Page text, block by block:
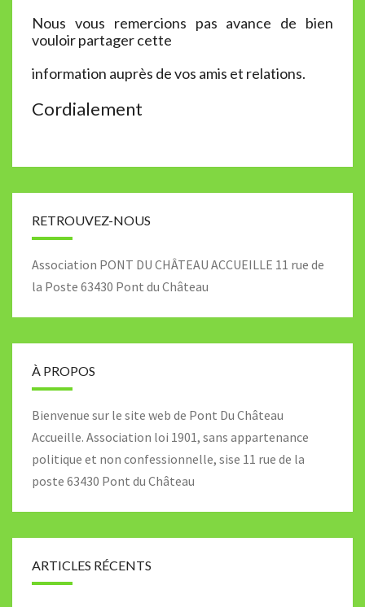
Nous vous remercions pas avance de bien
vouloir partager cette
information auprès de vos amis et relations.
Cordialement
RETROUVEZ-NOUS
Association PONT DU CHÂTEAU ACCUEILLE 11 rue de
la Poste 63430 Pont du Château
À PROPOS
Bienvenue sur le site web de Pont Du Château
Accueille. Association loi 1901, sans appartenance
politique et non confessionnelle, sise 11 rue de la
poste 63430 Pont du Château
ARTICLES RÉCENTS